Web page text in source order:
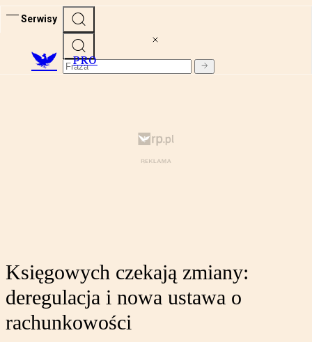
Serwisy
PRO
Księgowych czekają zmiany:
deregulacja i nowa ustawa o
rachunkowości